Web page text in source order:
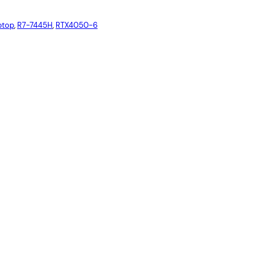
, R7-7445H, RTX4050-6